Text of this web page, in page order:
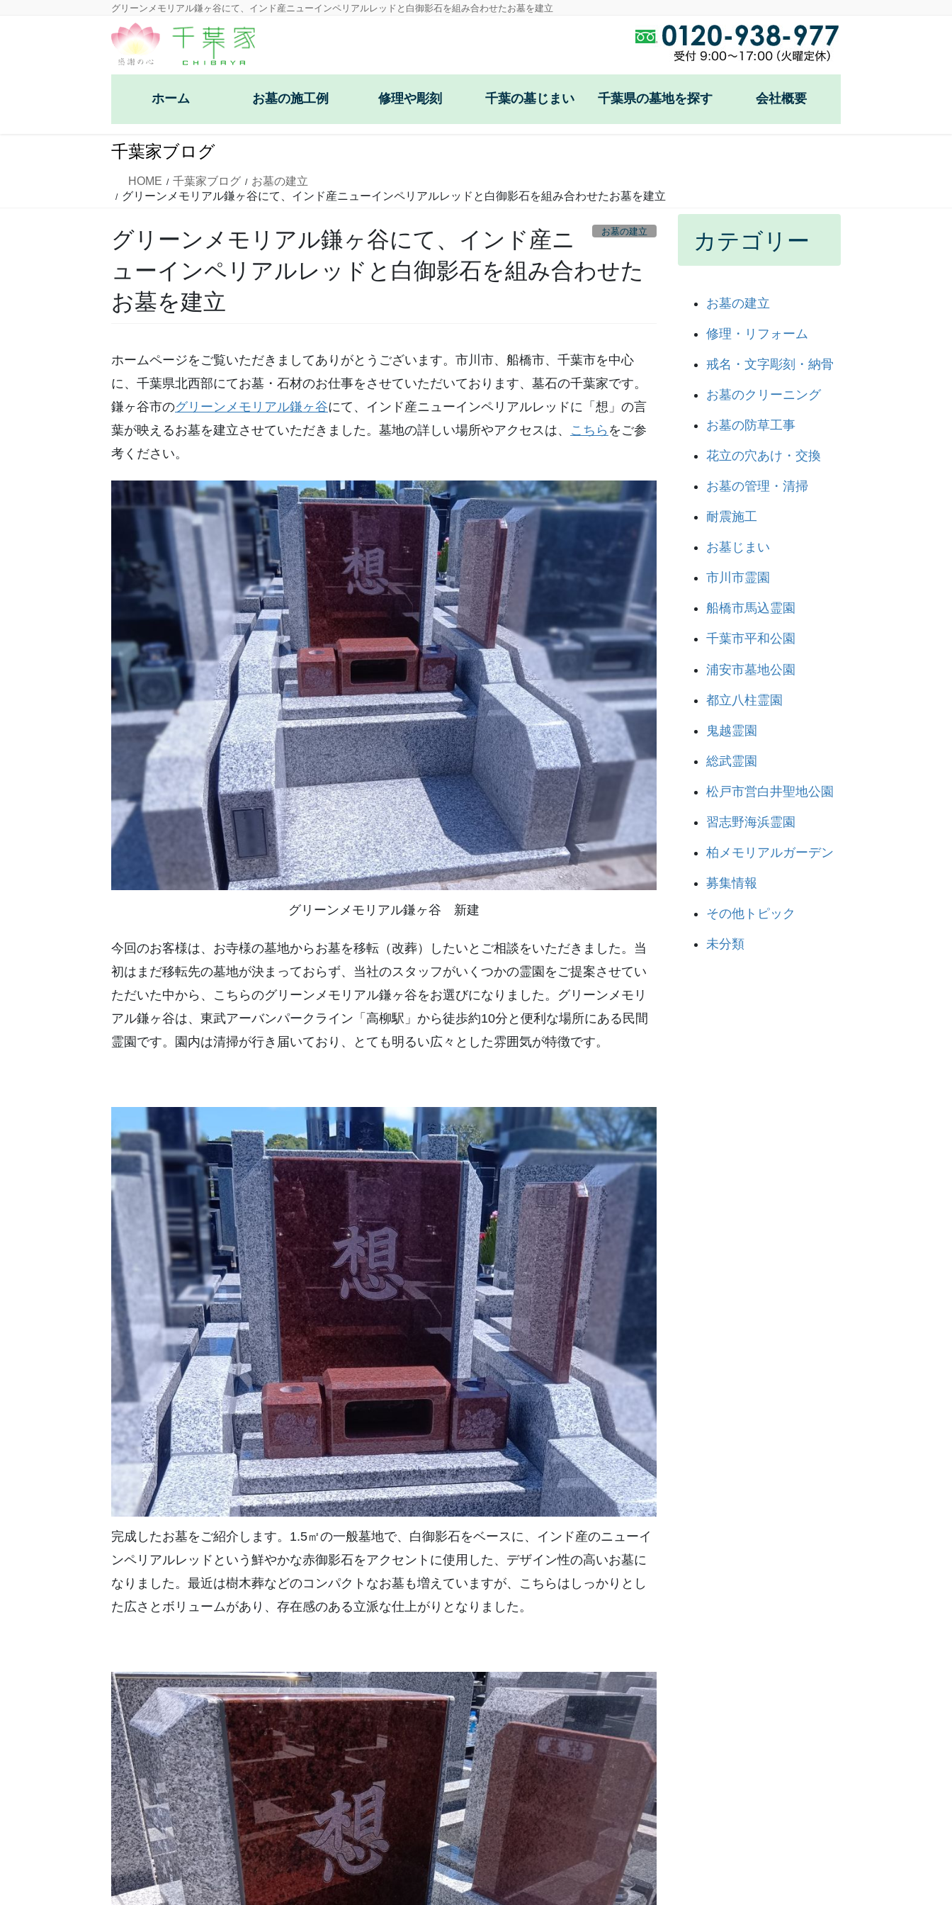
グリーンメモリアル鎌ヶ谷にて、インド産ニューインペリアルレッドと白御影石を組み合わせたお墓を建立
ホーム お墓の施工例
芝生墓地墓石
修理や彫刻
お墓の防草工事
耐震施工
花立の穴あけ・交換
納骨室の入口の手直し
墓誌の追加設置
お墓の管理・清掃
お墓の移設
千葉の墓じまい 千葉県の墓地を探す 会社概要
千葉家ブログ
HOME 千葉家ブログ
お墓の建立
グリーンメモリアル鎌ヶ谷にて、インド産ニューインペリアルレッドと白御影石を組み合わせたお墓を建立
お墓の建立
グリーンメモリアル鎌ヶ谷にて、インド産ニ
ューインペリアルレッドと白御影石を組み合わせた
お墓を建立
ホームページをご覧いただきましてありがとうございます。市川市、船橋市、千葉市を中心
に、千葉県北西部にてお墓・石材のお仕事をさせていただいております、墓石の千葉家です。
鎌ヶ谷市のグリーンメモリアル鎌ヶ谷にて、インド産ニューインペリアルレッドに「想」の言
葉が映えるお墓を建立させていただきました。墓地の詳しい場所やアクセスは、 こちら をご参
考ください。
グリーンメモリアル鎌ヶ谷 新建
今回のお客様は、お寺様の墓地からお墓を移転（改葬）したいとご相談をいただきました。当
初はまだ移転先の墓地が決まっておらず、当社のスタッフがいくつかの霊園をご提案させてい
ただいた中から、こちらのグリーンメモリアル鎌ヶ谷をお選びになりました。グリーンメモリ
アル鎌ヶ谷は、東武アーバンパークライン「高柳駅」から徒歩約10分と便利な場所にある民間
霊園です。園内は清掃が行き届いており、とても明るい広々とした雰囲気が特徴です。
完成したお墓をご紹介します。1.5㎡の一般墓地で、白御影石をベースに、インド産のニューイ
ンペリアルレッドという鮮やかな赤御影石をアクセントに使用した、デザイン性の高いお墓に
なりました。最近は樹木葬などのコンパクトなお墓も増えていますが、こちらはしっかりとし
た広さとボリュームがあり、存在感のある立派な仕上がりとなりました。
カテゴリー
お墓の建立
修理・リフォーム
戒名・文字彫刻・納骨
お墓のクリーニング
お墓の防草工事
花立の穴あけ・交換
お墓の管理・清掃
耐震施工
お墓じまい
市川市霊園
船橋市馬込霊園
千葉市平和公園
浦安市墓地公園
都立八柱霊園
鬼越霊園
総武霊園
松戸市営白井聖地公園
習志野海浜霊園
柏メモリアルガーデン
募集情報
その他トピック
未分類